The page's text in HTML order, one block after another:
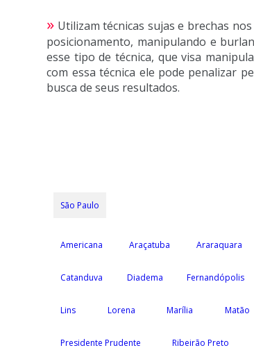
» Utilizam técnicas sujas e brechas
posicionamento, manipulando e
esse tipo de técnica, que visa
com essa técnica ele pode penalizar
busca de seus resultados.
São Paulo
Americana Araçatuba Araraquara
Catanduva Diadema Fernandópolis
Lins Lorena Marília Matão
Presidente Prudente Ribeirão Preto